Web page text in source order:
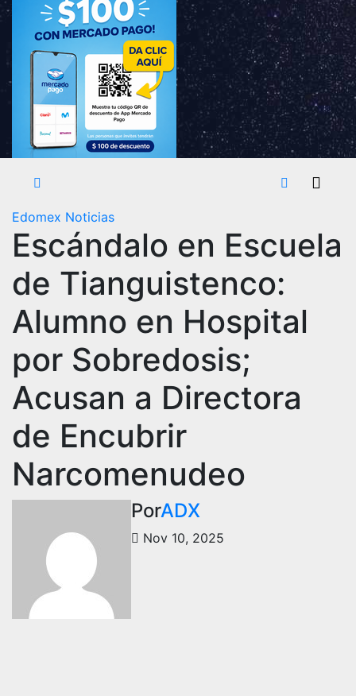
Edomex Noticias
Escándalo en Escuela
de Tianguistenco:
Alumno en Hospital
por Sobredosis;
Acusan a Directora
de Encubrir
Narcomenudeo
PorADX
Nov 10, 2025